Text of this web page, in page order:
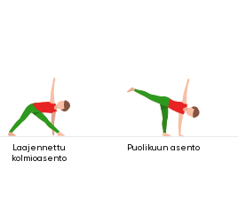
Laajennettu
kolmioasento
Puolikuun asento